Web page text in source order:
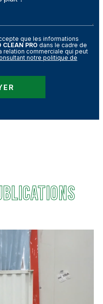
que les informations
CLEAN PRO dans le cadre de
relation commerciale qui peut
notre politique de